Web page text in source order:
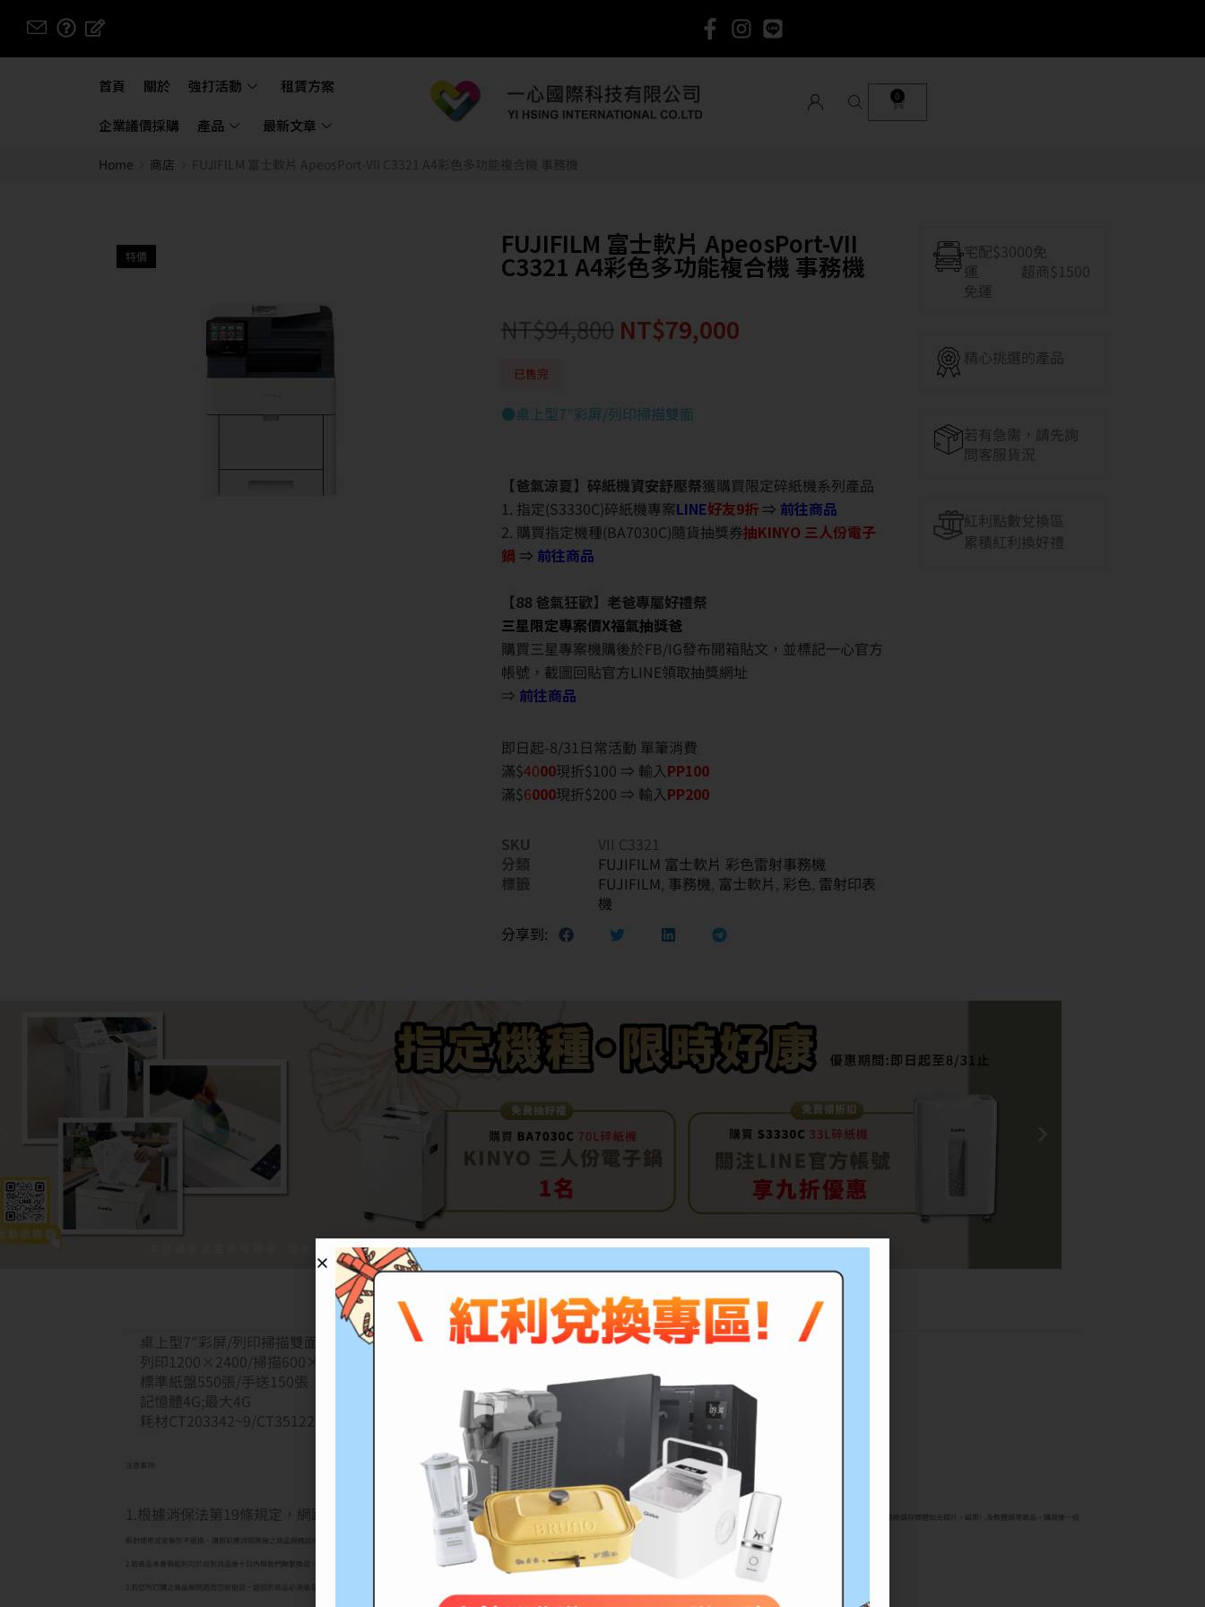
首頁 關於 強打活動 租賃方案
企業議價採購 產品 最新文章
0
Home 商店 FUJIFILM 富士軟片 ApeosPort-VII C3321 A4彩色多功能複合機 事務機
特價 FUJIFILM 富士軟片 ApeosPort-VII
C3321 A4彩色多功能複合機 事務機
NT$94,800 NT$79,000
已售完
●桌上型7″彩屏/列印掃描雙面
【爸氣涼夏】碎紙機資安舒壓祭獲購買限定碎紙機系列產品
1. 指定(S3330C)碎紙機專案LINE好友9折 ⇒ 前往商品
2. 購買指定機種(BA7030C)隨貨抽獎券抽KINYO 三人份電子
鍋 ⇒ 前往商品
【88 爸氣狂歡】老爸專屬好禮祭
三星限定專案價X福氣抽獎爸
購買三星專案機購後於FB/IG發布開箱貼文，並標記一心官方
帳號，截圖回貼官方LINE領取抽獎網址
⇒ 前往商品
即日起-8/31日常活動 單筆消費
滿$4000現折$100 ⇒ 輸入PP100
滿$6000現折$200 ⇒ 輸入PP200
SKU
VII C3321
分類
FUJIFILM 富士軟片 彩色雷射事務機
標籤
FUJIFILM, 事務機, 富士軟片 , 彩色, 雷射印表
機
分享到:
宅配$3000免
運 超商$1500
免運
精心挑選的產品
若有急需，請先詢
問客服貨況
紅利點數兌換區
累積紅利換好禮
描述
評價 (0)
桌上型7″彩屏/列印掃描雙面
列印1200×2400/掃描600×600/35ppm
標準紙盤550張/手送150張
記憶體4G;最大4G
耗材CT203342~9/CT351220~3/EL500293
注意事項:
1.根據消保法第19條規定，網路購物消費者均享有商品到貨 七天鑑賞期（非試用期） 之權益。如欲試用請至原廠展示中心試用；3C商品如電腦、印表機、耗材類（碳粉匣、墨水匣、專用紙儲存媒體如光碟片、磁帶）及軟體類等商品，購買後一經
拆封使用或安裝恕不退換，購買前應詳閱原廠之商品規格說明，本公司不接受購買試用後不滿意商品之理由退貨。購買前請務必確認機型是否為您所需！
2.若商品本身瑕疵則可於收到貨品後十日內與我們聯繫換貨。從商品收訖起十天內為退換貨保證期，若超過此期間視同驗收完成不得退換貨。
3.若您所訂購之商品無問題而您欲退貨，退回的商品必須是全新狀態（無拆封），包括主要商品、使用手冊、註冊回函、週邊零件，否則我們有權拒絕接收退貨。